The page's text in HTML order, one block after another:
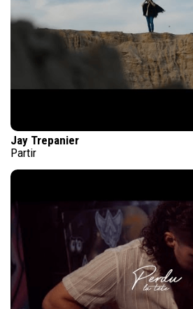
Jay Trepanier
Partir